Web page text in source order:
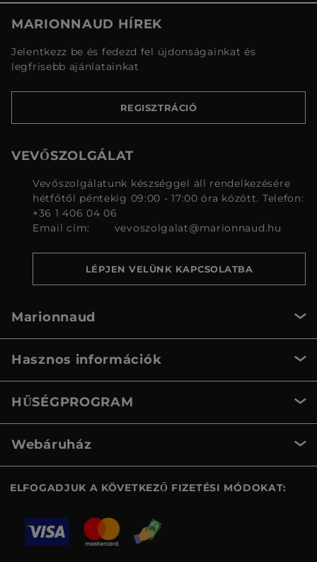
MARIONNAUD HÍREK
Jelentkezz be és fedezd fel újdonságainkat és
legfrisebb ajánlatainkat
REGISZTRÁCIÓ
VEVŐSZOLGÁLAT
Vevőszolgálatunk készséggel áll rendelkezésére
hétfőtől péntekig 09:00 - 17:00 óra között. Telefon:
+36 1 406 04 06
Email cím:
vevoszolgalat@marionnaud.hu
LÉPJEN VELÜNK KAPCSOLATBA
Marionnaud
Hasznos információk
HŰSÉGPROGRAM
Webáruház
ELFOGADJUK A KÖVETKEZŐ FIZETÉSI MÓDOKAT: